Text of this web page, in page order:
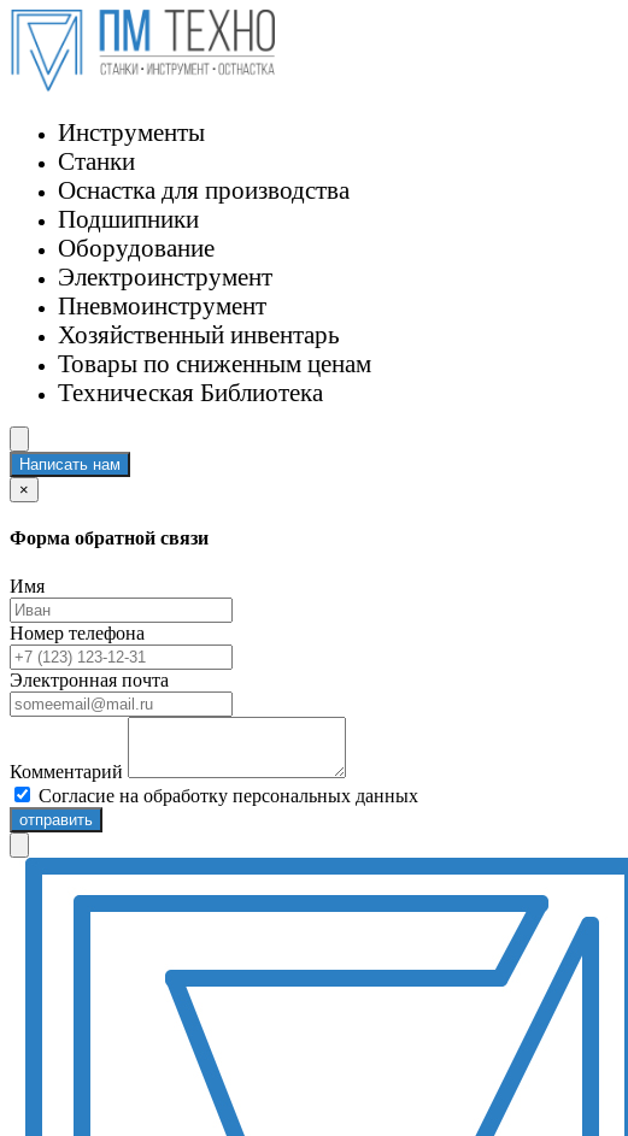
Инструменты
Станки
Оснастка для производства
Подшипники
Оборудование
Электроинструмент
Пневмоинструмент
Хозяйственный инвентарь
Товары по сниженным ценам
Техническая Библиотека
Написать нам
×
Форма обратной связи
Имя
Номер телефона
Электронная почта
Комментарий
Согласие на обработку персональных данных
отправить